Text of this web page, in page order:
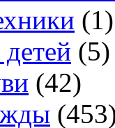
(1)
(5)
(42)